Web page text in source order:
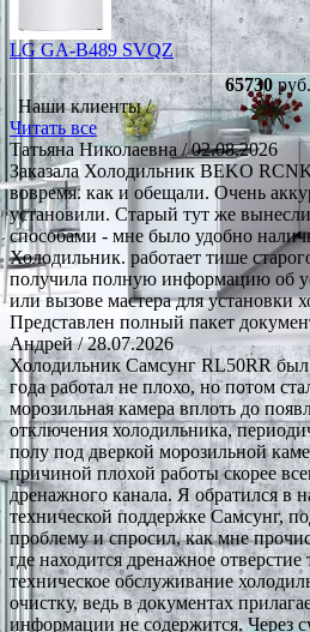
LG GA-B489 SVQZ
65730 руб.
Наши клиенты /
Читать все
Татьяна Николаевна / 02.08.2026
Заказала Холодильник BEKO
вовремя. как и обещали. Очень
установили. Старый тут же
способами - мне было удобно
Холодильник. работает тише
получила полную информацию об
или вызове мастера для установки
Представлен полный пакет
Андрей/ 28.07.2026
Холодильник Самсунг RL50RR был
года работал не плохо, но потом
морозильная камера вплоть до
отключения холодильника,
полу под дверкой морозильной
причиной плохой работы скорее
дренажного канала. Я обратился в
технической поддержке Самсунг,
проблему и спросил, как мне
где находится дренажное отверстие
техническое обслуживание
очистку, ведь в документах
информации не содержится. Через